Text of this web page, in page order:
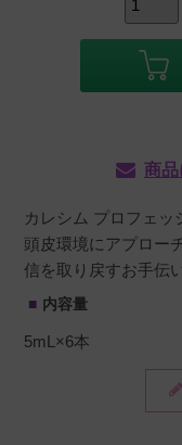
商
カレシム プロフェッ
頭皮環境にアプロー
信を取り戻すお手伝
内容量
5mL×6本